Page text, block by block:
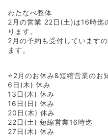
わたなべ整体
2月の営業 22日(土)は16時迄
ります。
2月の予約も受付しています
ます。
⭐2月のお休み&短縮営業のお
6日(木) 休み
13日(木) 休み
16日(日) 休み
20日(木) 休み
22日(土) 短縮営業16時迄
27日(木) 休み